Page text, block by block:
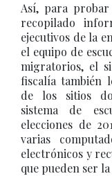
Así, para
recopilado
ejecutivos de la
el equipo de
migratorios, el
fiscalía también
de los sitios
sistema de
elecciones de
varias
electrónicos y
que pueden ser